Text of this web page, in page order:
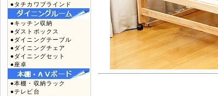
●タチカワブラインド
●キッチン収納
●ダストボックス
●ダイニングテーブル
●ダイニングチェア
●ダイニングセット
●座卓
●本棚・収納ラック
●テレビ台